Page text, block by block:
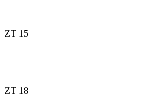
ZT 15
ZT 18